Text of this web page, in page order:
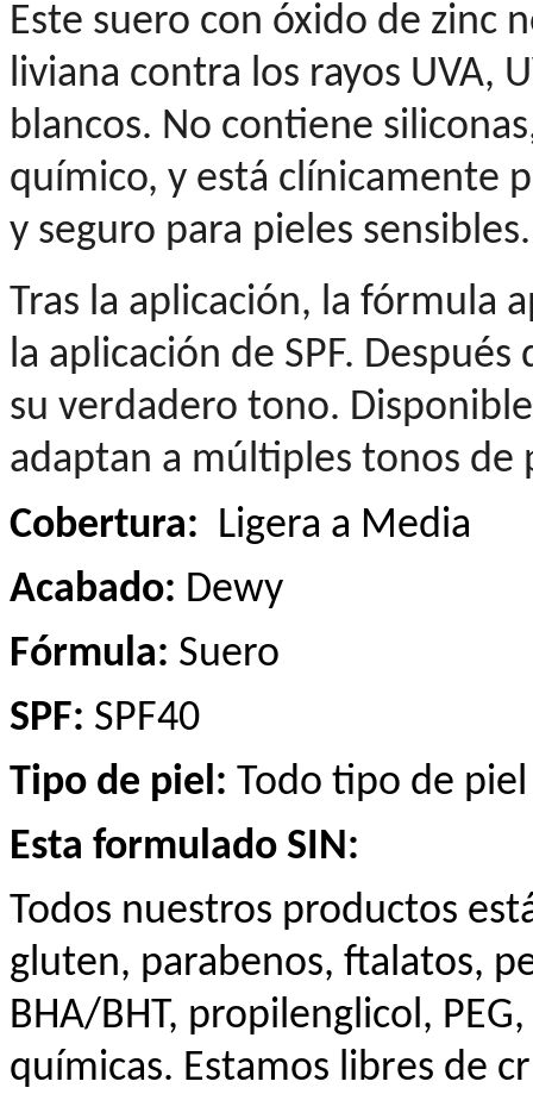
Este suero con óxido de zinc
liviana contra los rayos UVA,
blancos. No contiene
químico, y está clínicamente
y seguro para pieles sensibles.
Tras la aplicación, la fórmula
la aplicación de SPF.
su verdadero tono.
adaptan a múltiples tonos de
Cobertura: Ligera a Media
Acabado: Dewy
Fórmula: Suero
SPF: SPF40
Tipo de piel: Todo tipo de piel
Esta formulado SIN:
Todos nuestros productos
gluten, parabenos, ftalatos,
BHA/BHT, propilenglicol,
químicas. Estamos libres de